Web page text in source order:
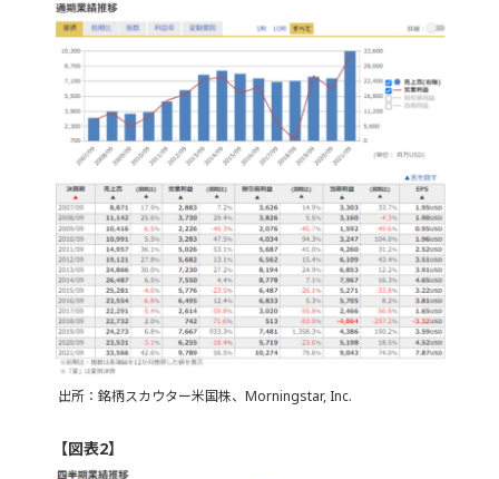
出所：銘柄スカウター米国株、Morningstar, Inc.
【図表2】